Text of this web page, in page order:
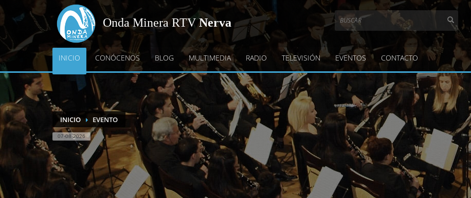
Onda Minera RTVNerva
INICIO CONÓCENOS BLOG MULTIMEDIA RADIO TELEVISIÓN EVENTOS CONTACTO
INICIO EVENTO
07-08-2026